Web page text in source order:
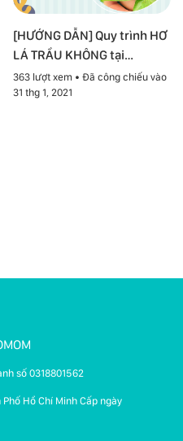
[HƯỚNG DẪN] Quy trình HƠ
LÁ TRẦU KHÔNG tại
FAGOMOM
363 lượt xem • Đã công chiếu vào
31 thg 1, 2021
số 0318801562
Hồ Chí Minh Cấp ngày